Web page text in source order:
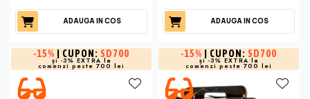
ADAUGA IN COS ADAUGA IN COS
-15% | CUPON: SD700
și -3% EXTRA la
comenzi peste 700 lei
-15% | CUPON: SD700
și -3% EXTRA la
comenzi peste 700 lei